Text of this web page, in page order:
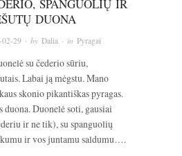
SPANGUOLIŲ IR
DUONA
02-29 · by Dalia · inPyragai
su čederio sūriu,
Labai ją mėgstu. Mano
skonio pikantiškas pyragas.
duona. Duonelė soti, gausiai
ir ne tik), su spanguolių
ir vos juntamu saldumu….